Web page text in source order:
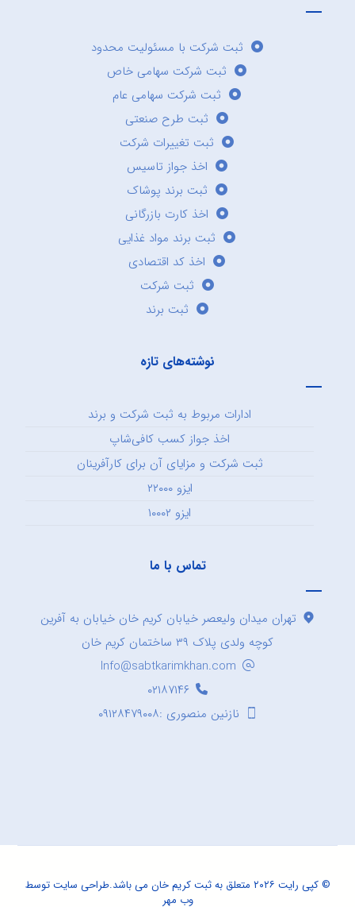
ثبت شرکت با مسئولیت محدود
ثبت شرکت سهامی خاص
ثبت شرکت سهامی عام
ثبت طرح صنعتی
ثبت تغییرات شرکت
اخذ جواز تاسیس
ثبت برند پوشاک
اخذ کارت بازرگانی
ثبت برند مواد غذایی
اخذ کد اقتصادی
ثبت شرکت
ثبت برند
نوشته‌های تازه
ادارات مربوط به ثبت شرکت و برند
اخذ جواز کسب کافی‌شاپ
ثبت شرکت و مزایای آن برای کارآفرینان
ایزو ۲۲۰۰۰
ایزو ۱۰۰۰۲
تماس با ما
تهران میدان ولیعصر خیابان کریم خان خیابان به آفرین
کوچه ولدی پلاک ۳۹ ساختمان کریم خان
Info@sabtkarimkhan.com
۰۲۱۸۷۱۴۶
نازنین منصوری :۰۹۱۲۸۴۷۹۰۰۸
© کپی رایت ۲۰۲۶ متعلق به ثبت کریم خان می باشد. طراحی سایتتوسط
وب مهر